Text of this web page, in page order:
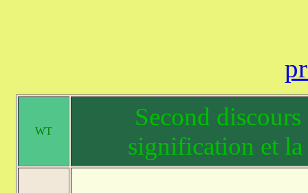
WT
Second
signification et la